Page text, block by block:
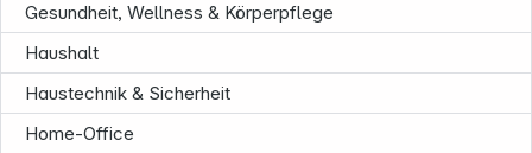
Gesundheit, Wellness & Körperpflege
Haushalt
Haustechnik & Sicherheit
Home-Office